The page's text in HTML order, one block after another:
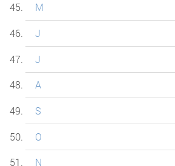
M
J
J
A
S
O
N